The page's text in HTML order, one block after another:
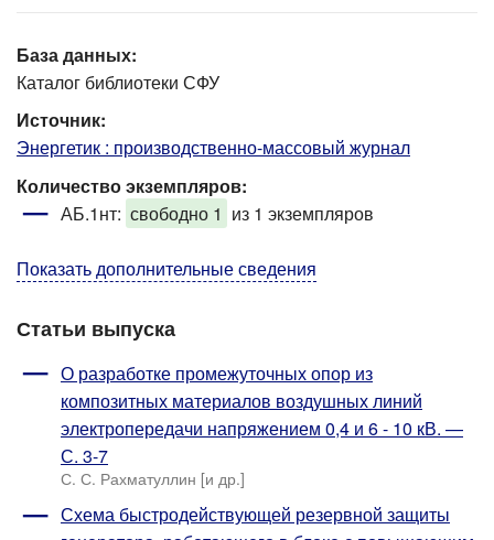
База данных:
Каталог библиотеки СФУ
Источник:
Энергетик : производственно-массовый журнал
Количество экземпляров:
АБ.1нт: свободно 1 из 1 экземпляров
Показать дополнительные сведения
Статьи выпуска
О разработке промежуточных опор из
композитных материалов воздушных линий
электропередачи напряжением 0,4 и 6 - 10 кВ. —
С. 3-7
С. С. Рахматуллин [и др.]
Схема быстродействующей резервной защиты